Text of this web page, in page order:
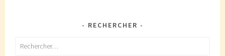
RECHERCHER
Rechercher :